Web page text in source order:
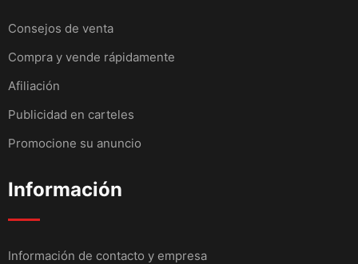
Consejos de venta
Compra y vende rápidamente
Afiliación
Publicidad en carteles
Promocione su anuncio
Información
Información de contacto y empresa